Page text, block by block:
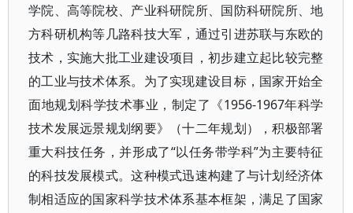
学院、高等院校、产业科研院所、国防科研院所、地
方科研机构等几路科技大军，通过引进苏联与东欧的
技术，实施大批工业建设项目，初步建立起比较完整
的工业与技术体系。为了实现建设目标，国家开始全
面地规划科学技术事业，制定了《1956-1967年科学
技术发展远景规划纲要》（十二年规划），积极部署
重大科技任务，并形成了“以任务带学科”为主要特征
的科技发展模式。这种模式迅速构建了与计划经济体
制相适应的国家科学技术体系基本框架，满足了国家